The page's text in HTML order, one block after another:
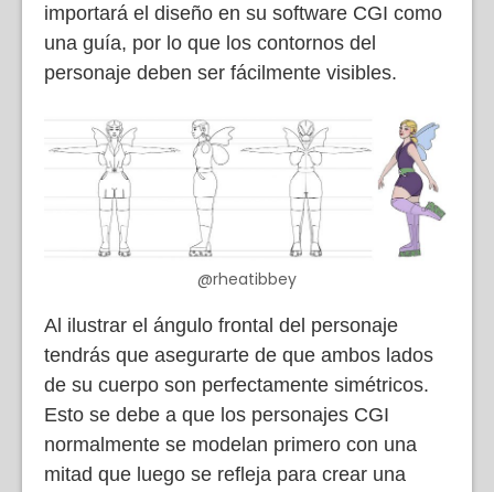
importará el diseño en su software CGI como
una guía, por lo que los contornos del
personaje deben ser fácilmente visibles.
@rheatibbey
Al ilustrar el ángulo frontal del personaje
tendrás que asegurarte de que ambos lados
de su cuerpo son perfectamente simétricos.
Esto se debe a que los personajes CGI
normalmente se modelan primero con una
mitad que luego se refleja para crear una